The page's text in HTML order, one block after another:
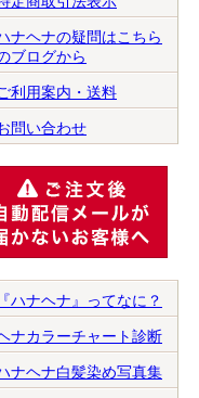
ナヘナの疑問はこちら
ブログから
利用案内・送料
問い合わせ
『ハナヘナ』ってなに？
ナカラーチャート診断
ナヘナ白髪染め写真集